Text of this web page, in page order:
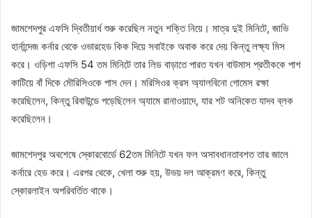
জামশেদপুর এফসি দ্বিতীয়ার্ধ শুরু করেছিল নতুন শক্তি নিয়ে। মাত্র দুই মিনিটে, জাভি
হার্নান্দেজ কর্নার থেকে ওভারহেড কিক দিয়ে সবাইকে অবাক করে দেয় কিন্তু লক্ষ্য মিস
করে। ওড়িশা এফসি 54 তম মিনিটে তার লিড বাড়াতে পারত যখন বাউমাস প্রতীককে পাশ
কাটিয়ে বাঁ দিকে মৌরিসিওকে পাস দেন। মরিসিওর ক্রস অ্যালবিনো গোমেস রক্ষা
করেছিলেন, কিন্তু রিবাউন্ডে পড়েছিলেন অ্যামে রানাওয়াদে, যার শট অনিকেত যাদব ব্লক
করেছিলেন।
জামশেদপুর অবশেষে স্কোরবোর্ডে 62তম মিনিটে যখন ফল অসাবধানতাবশত তার জালে
কর্নারে হেড করে। এরপর থেকে, খেলা শুরু হয়, উভয় দল আক্রমণ করে, কিন্তু
স্কোরলাইন অপরিবর্তিত থাকে।